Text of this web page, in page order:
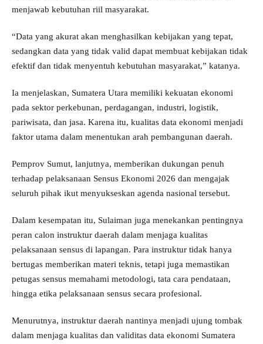
menjawab kebutuhan riil masyarakat.
“Data yang akurat akan menghasilkan kebijakan yang tepat,
sedangkan data yang tidak valid dapat membuat kebijakan tidak
efektif dan tidak menyentuh kebutuhan masyarakat,” katanya.
Ia menjelaskan, Sumatera Utara memiliki kekuatan ekonomi
pada sektor perkebunan, perdagangan, industri, logistik,
pariwisata, dan jasa. Karena itu, kualitas data ekonomi menjadi
faktor utama dalam menentukan arah pembangunan daerah.
Pemprov Sumut, lanjutnya, memberikan dukungan penuh
terhadap pelaksanaan Sensus Ekonomi 2026 dan mengajak
seluruh pihak ikut menyukseskan agenda nasional tersebut.
Dalam kesempatan itu, Sulaiman juga menekankan pentingnya
peran calon instruktur daerah dalam menjaga kualitas
pelaksanaan sensus di lapangan. Para instruktur tidak hanya
bertugas memberikan materi teknis, tetapi juga memastikan
petugas sensus memahami metodologi, tata cara pendataan,
hingga etika pelaksanaan sensus secara profesional.
Menurutnya, instruktur daerah nantinya menjadi ujung tombak
dalam menjaga kualitas dan validitas data ekonomi Sumatera